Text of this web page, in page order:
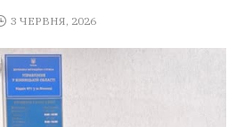
3 ЧЕРВНЯ, 2026